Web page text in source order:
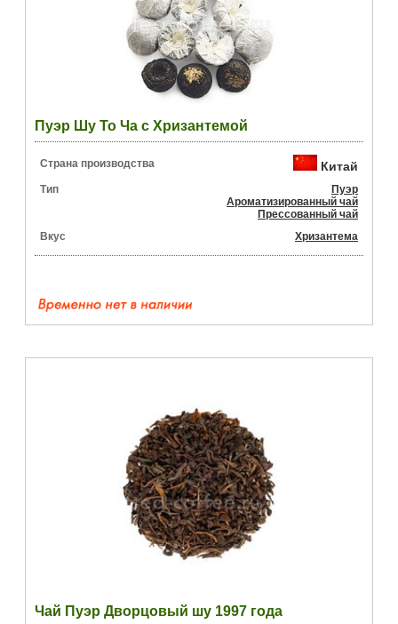
Пуэр Шу То Ча с Хризантемой
Страна производства Китай
Тип
Пуэр
Ароматизированный чай
Прессованный чай
Вкус
Хризантема
Чай Пуэр Дворцовый шу 1997 года